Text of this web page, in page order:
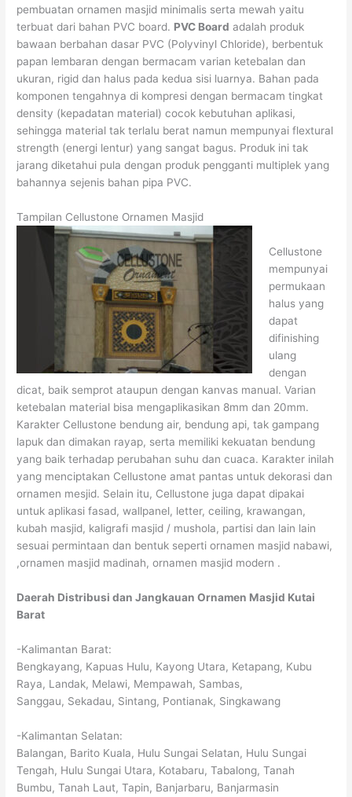
pembuatan ornamen masjid minimalis serta mewah yaitu
terbuat dari bahan PVC board. PVC Board adalah produk
bawaan berbahan dasar PVC (Polyvinyl Chloride), berbentuk
papan lembaran dengan bermacam varian ketebalan dan
ukuran, rigid dan halus pada kedua sisi luarnya. Bahan pada
komponen tengahnya di kompresi dengan bermacam tingkat
density (kepadatan material) cocok kebutuhan aplikasi,
sehingga material tak terlalu berat namun mempunyai flextural
strength (energi lentur) yang sangat bagus. Produk ini tak
jarang diketahui pula dengan produk pengganti multiplek yang
bahannya sejenis bahan pipa PVC.
Tampilan Cellustone Ornamen Masjid
Cellustone
mempunyai
permukaan
halus yang
dapat
difinishing
ulang
dengan
dicat, baik semprot ataupun dengan kanvas manual. Varian
ketebalan material bisa mengaplikasikan 8mm dan 20mm.
Karakter Cellustone bendung air, bendung api, tak gampang
lapuk dan dimakan rayap, serta memiliki kekuatan bendung
yang baik terhadap perubahan suhu dan cuaca. Karakter inilah
yang menciptakan Cellustone amat pantas untuk dekorasi dan
ornamen mesjid. Selain itu, Cellustone juga dapat dipakai
untuk aplikasi fasad, wallpanel, letter, ceiling, krawangan,
kubah masjid, kaligrafi masjid / mushola, partisi dan lain lain
sesuai permintaan dan bentuk seperti ornamen masjid nabawi,
,ornamen masjid madinah, ornamen masjid modern .
Daerah Distribusi dan Jangkauan Ornamen Masjid Kutai
Barat
-Kalimantan Barat:
Bengkayang, Kapuas Hulu, Kayong Utara, Ketapang, Kubu
Raya, Landak, Melawi, Mempawah, Sambas,
Sanggau, Sekadau, Sintang, Pontianak, Singkawang
-Kalimantan Selatan:
Balangan, Barito Kuala, Hulu Sungai Selatan, Hulu Sungai
Tengah, Hulu Sungai Utara, Kotabaru, Tabalong, Tanah
Bumbu, Tanah Laut, Tapin, Banjarbaru, Banjarmasin